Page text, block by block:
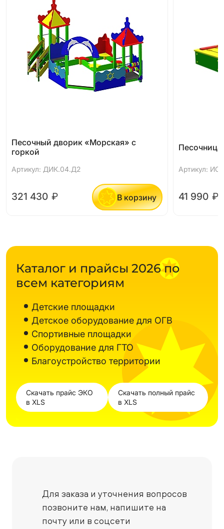
Песочный дворик «Морская» с
горкой
Артикул: ДИК.04.Д2
321 430 ₽ В корзину
Артикул:
41 990 ₽
Каталог и прайсы 2026 по
всем категориям
Детские площадки
Детское оборудование для ОГВ
Спортивные площадки
Оборудование для ГТО
Благоустройство территории
Скачать прайс ЭКО
в XLS
Скачать полный прайс
в XLS
Для заказа и уточнения вопросов
позвоните нам, напишите на
почту или в соцсети